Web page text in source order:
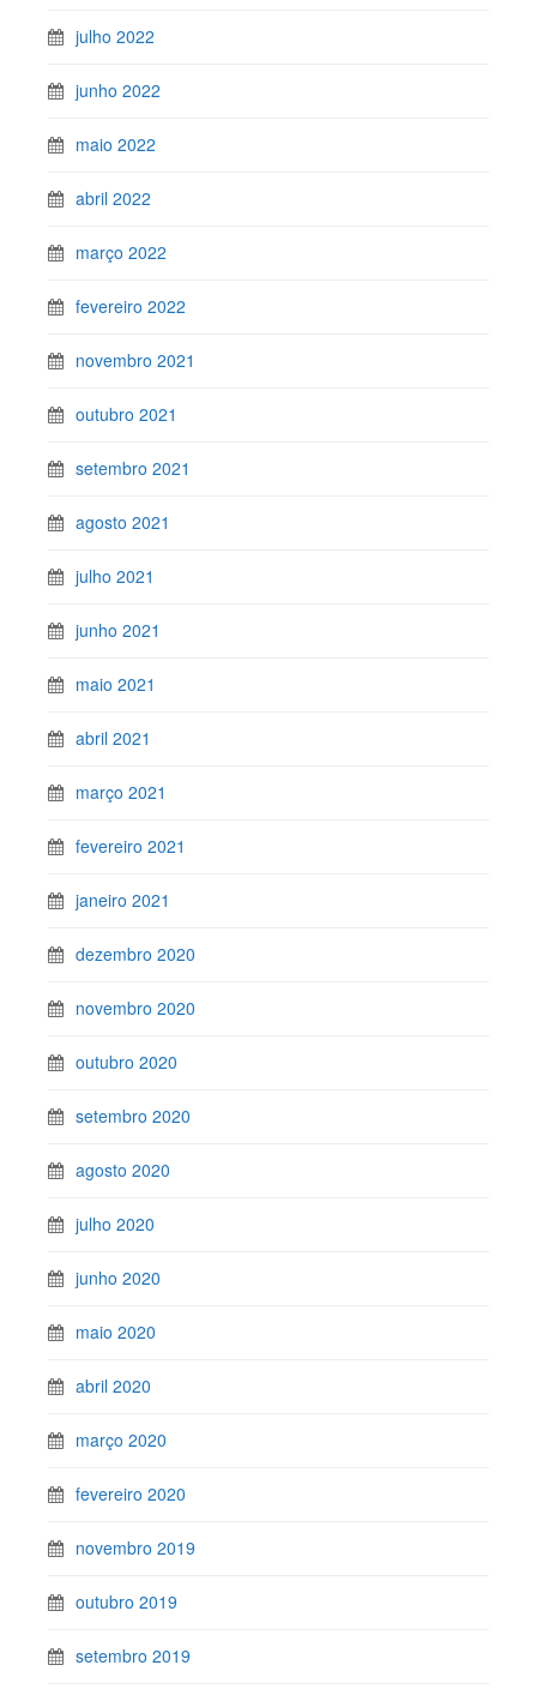
julho 2022
junho 2022
maio 2022
abril 2022
março 2022
fevereiro 2022
novembro 2021
outubro 2021
setembro 2021
agosto 2021
julho 2021
junho 2021
maio 2021
abril 2021
março 2021
fevereiro 2021
janeiro 2021
dezembro 2020
novembro 2020
outubro 2020
setembro 2020
agosto 2020
julho 2020
junho 2020
maio 2020
abril 2020
março 2020
fevereiro 2020
novembro 2019
outubro 2019
setembro 2019